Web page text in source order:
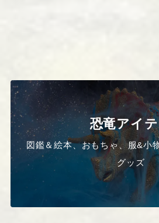
恐竜アイ
図鑑＆絵本、おもちゃ、服&小
グッズ